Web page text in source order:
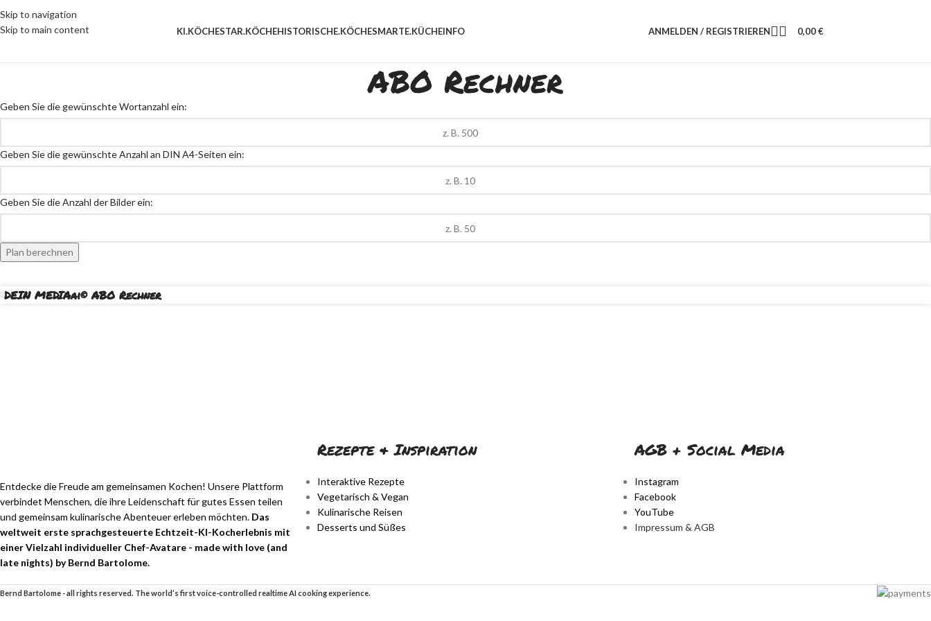
Skip to navigation
Skip to main content
KI.KÖCHESTAR.KÖCHEHISTORISCHE.KÖCHESMARTE.KÜCHEINFO ANMELDEN / REGISTRIEREN 0,00€
ABO Rechner
Geben Sie die gewünschte Wortanzahl ein:
Geben Sie die gewünschte Anzahl an DIN A4-Seiten ein:
Geben Sie die Anzahl der Bilder ein:
Plan berechnen
DEIN MEDIAai© ABO Rechner
Entdecke die Freude am gemeinsamen Kochen! Unsere Plattform
verbindet Menschen, die ihre Leidenschaft für gutes Essen teilen
und gemeinsam kulinarische Abenteuer erleben möchten. Das
weltweit erste sprachgesteuerte Echtzeit-KI-Kocherlebnis mit
einer Vielzahl individueller Chef-Avatare - made with love (and
late nights) by Bernd Bartolome.
Rezepte & Inspiration
Interaktive Rezepte
Vegetarisch & Vegan
Kulinarische Reisen
Desserts und Süßes
AGB + Social Media
Instagram
Facebook
YouTube
Impressum & AGB
Bernd Bartolome - all rights reserved. The world’s first voice-controlled realtime AI cooking experience.